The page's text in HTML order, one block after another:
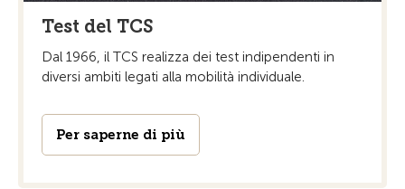
Test del TCS
Dal 1966, il TCS realizza dei test indipendenti in
diversi ambiti legati alla mobilità individuale.
Per saperne di più